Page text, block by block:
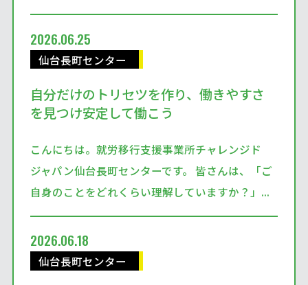
2026.06.25
仙台長町センター
自分だけのトリセツを作り、働きやすさ
を見つけ安定して働こう
こんにちは。就労移行支援事業所チャレンジド
ジャパン仙台長町センターです。 皆さんは、「ご
自身のことをどれくらい理解していますか？」...
2026.06.18
仙台長町センター